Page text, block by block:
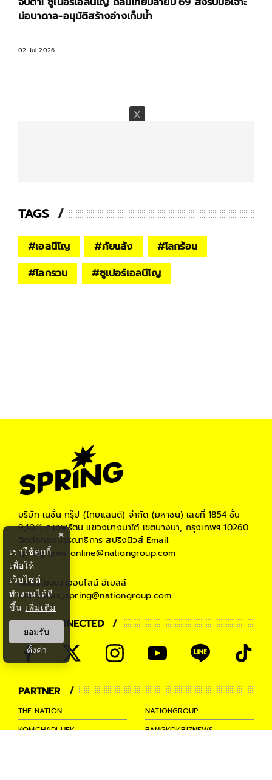
บ่อบาดาล-อนุมัติสร้างอ่างเก็บน้ำ
02 Jul 2026
TAGS
#เอลนีโญ #ภัยแล้ง #โลกร้อน
#โลกรวน #ซูเปอร์เอลนีโญ
บริษัท เนชั่น กรุ๊ป (ไทยแลนด์) จำกัด (มหาชน) เลขที่ 1854 ชั้น
9,10,11 ถ.เทพรัตน แขวงบางนาใต้ เขตบางนา, กรุงเทพฯ 10260
ติดต่อกองบรรณาธิการ สปริงนิวส์Email:
springnews_online@nationgroup.com
ติดต่อโฆษณาออนไลน์ อีเมลล์
teamsales_spring@nationgroup.com
STAY CONNECTED
PARTNER
THE NATION
NATIONGROUP
KOMCHADLUEK
BANGKOKBIZNEWS
×
เราใช้คุกกี้
เพื่อให้
เว็บไซต์
ทำงานได้ดี
ขึ้น เพิ่มเติม
ยอมรับ
ตั้งค่า